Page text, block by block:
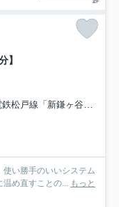
】
戸線「新鎌ヶ谷」駅 徒歩23分
い勝手のいいシステム
め直すことの...
もっと